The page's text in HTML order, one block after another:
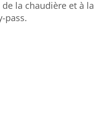
la chaudière et à la
pass.